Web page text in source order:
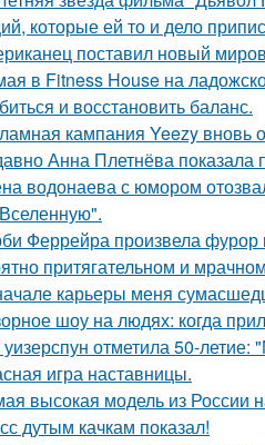
которые ей то и дело
поставил новый
в Fitness House на
и восстановить баланс.
кампания Yeezy вновь
Анна Плетнёва показала
водонаева с юмором
Феррейра произвела фурор
притягательном и
карьеры меня
шоу на людях: когда
уизерспун отметила 50-
игра наставницы.
высокая модель из России
дутым качкам показал!